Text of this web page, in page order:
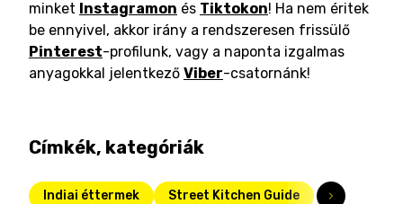
minket Instagramon és Tiktokon! Ha nem éritek
be ennyivel, akkor irány a rendszeresen frissülő
Pinterest-profilunk, vagy a naponta izgalmas
anyagokkal jelentkező Viber-csatornánk!
Címkék, kategóriák
Indiai éttermek Street Kitchen Guide